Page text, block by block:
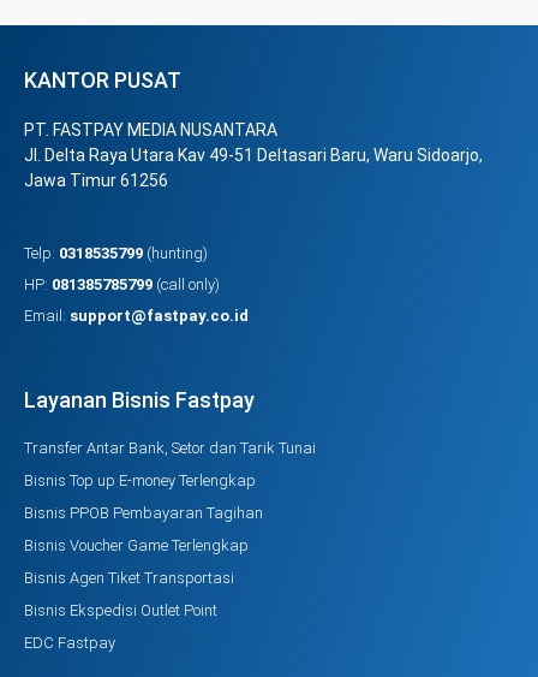
KANTOR PUSAT
PT. FASTPAY MEDIA NUSANTARA
Jl. Delta Raya Utara Kav 49-51 Deltasari Baru, Waru Sidoarjo,
Jawa Timur 61256
Telp: 0318535799 (hunting)
HP: 081385785799 (call only)
Email: support@fastpay.co.id
Layanan Bisnis Fastpay
Transfer Antar Bank, Setor dan Tarik Tunai
Bisnis Top up E-money Terlengkap
Bisnis PPOB Pembayaran Tagihan
Bisnis Voucher Game Terlengkap
Bisnis Agen Tiket Transportasi
Bisnis Ekspedisi Outlet Point
EDC Fastpay